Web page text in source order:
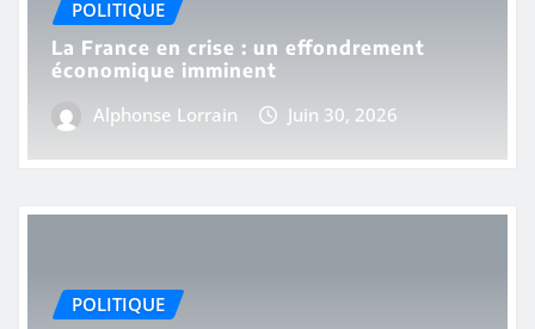
POLITIQUE
La France en crise : un effondrement
économique imminent
Alphonse Lorrain
Juin 30, 2026
POLITIQUE